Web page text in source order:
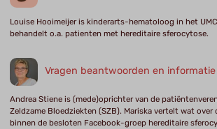
Louise Hooimeijer is kinderarts-hematoloog in het
behandelt o.a. patienten met hereditaire sferocytose.
Vragen beantwoorden en
Andrea Stiene is (mede)oprichter van de
Zeldzame Bloedziekten (SZB). Mariska vertelt wat over
binnen de besloten Facebook-groep hereditaire